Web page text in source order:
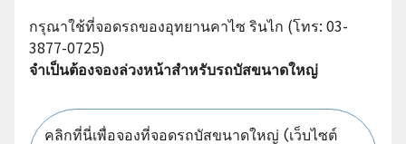
กรุณาใช้ที่จอดรถของอุทยานคาไซ รินไก (โทร: 03-
3877-0725)
จำเป็นต้องจองล่วงหน้าสำหรับรถบัสขนาดใหญ่
คลิกที่นี่เพื่อจองที่จอดรถบัสขนาดใหญ่ (เว็บไซต์